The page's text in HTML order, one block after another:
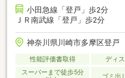
小田急線「登戸」歩2分
ＪＲ南武線「登戸」歩2分
神奈川県川崎市多摩区登戸
性能評価書取得 ディ
スーパーまで徒歩5分